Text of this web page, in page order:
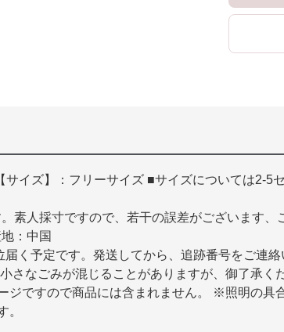
イズ】：フリーサイズ ■サイズについては2-5
素人採寸ですので、若干の誤差がございます、
：中国
く予定です。発送してから、追跡番号をご連絡
なごみが混じることがありますが、御了承く
ジですので商品には含まれません。 ※照明の具
。